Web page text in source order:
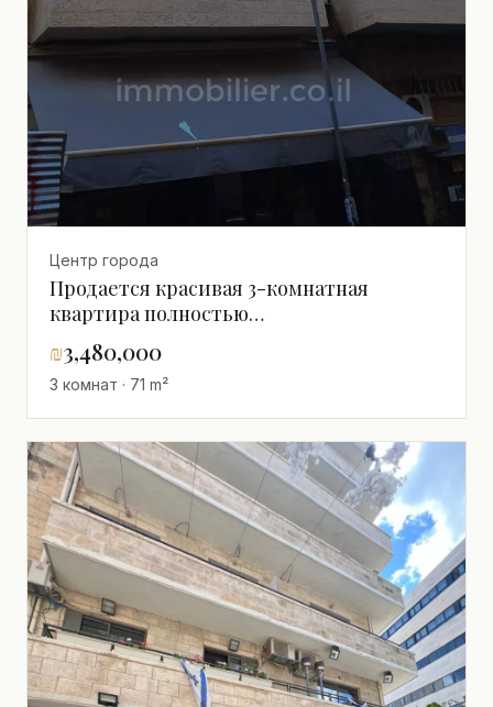
Центр города
Продается красивая 3-комнатная
квартира полностью
отремонтированная 71м² – Центр города,
Иерусалим - 4-й этаж, Терраса 7м²
₪3,480,000
3 комнат · 71 m²